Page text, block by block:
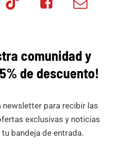
Tok
Minicar Minicar
comunidad y
de descuento!
newsletter para recibir las
exclusivas y noticias
bandeja de entrada.